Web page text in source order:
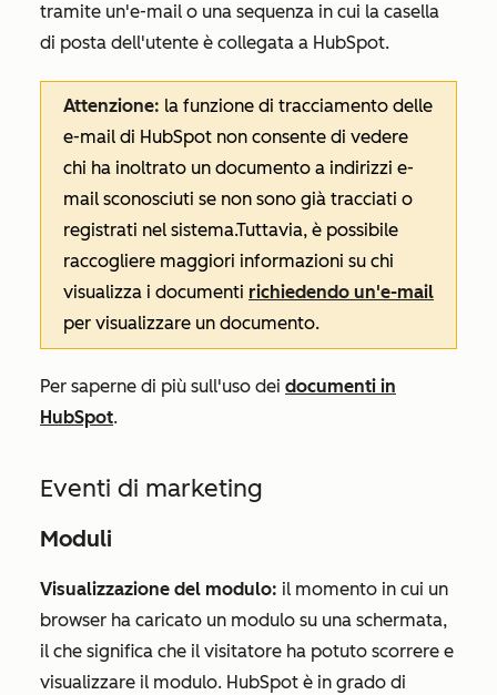
tramite un'e-mail o una sequenza in cui la casella
di posta dell'utente è collegata a HubSpot.
Attenzione: la funzione di tracciamento delle
e-mail di HubSpot non consente di vedere
chi ha inoltrato un documento a indirizzi e-
mail sconosciuti se non sono già tracciati o
registrati nel sistema.Tuttavia, è possibile
raccogliere maggiori informazioni su chi
visualizza i documenti richiedendo un'e-mail
per visualizzare un documento.
Per saperne di più sull'uso dei documenti in
HubSpot.
Eventi di marketing
Moduli
Visualizzazione del modulo: il momento in cui un
browser ha caricato un modulo su una schermata,
il che significa che il visitatore ha potuto scorrere e
visualizzare il modulo. HubSpot è in grado di